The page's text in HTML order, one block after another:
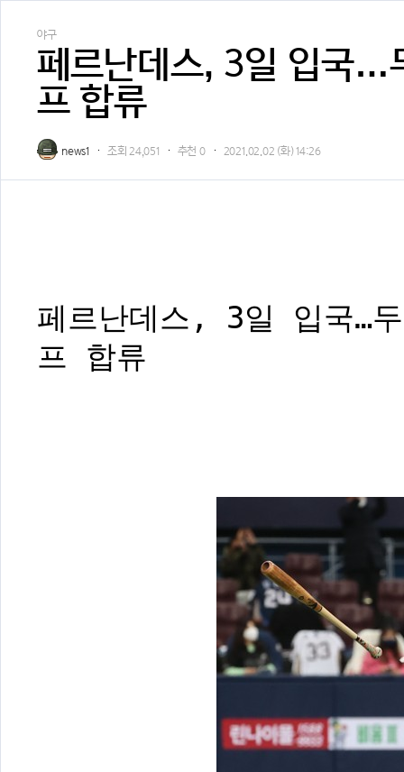
야구
페르난데스, 3일 입국…
프 합류
news1 조회24,051 추천 0 2021.02.02 (화) 14:26
페르난데스, 3일 입국…
프 합류